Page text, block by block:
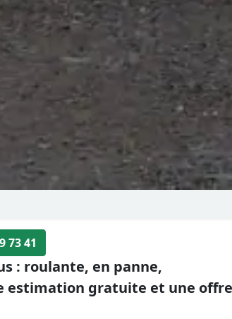
73 41
: roulante, en panne,
estimation gratuite et une offre